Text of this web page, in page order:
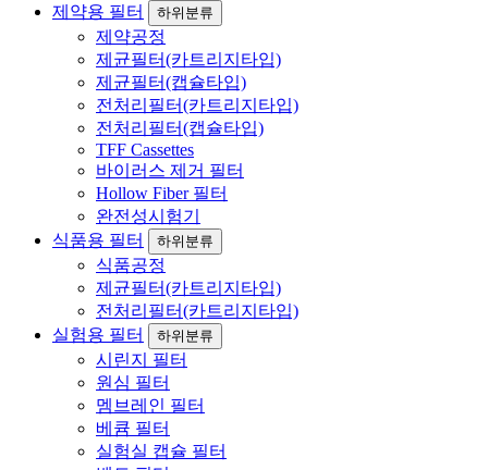
제약용 필터
하위분류
제약공정
제균필터(카트리지타입)
제균필터(캡슐타입)
전처리필터(카트리지타입)
전처리필터(캡슐타입)
TFF Cassettes
바이러스 제거 필터
Hollow Fiber 필터
완전성시험기
식품용 필터
하위분류
식품공정
제균필터(카트리지타입)
전처리필터(카트리지타입)
실험용 필터
하위분류
시린지 필터
원심 필터
멤브레인 필터
베큠 필터
실험실 캡슐 필터